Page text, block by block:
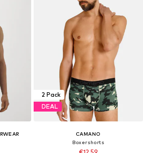
2 Pack
DEAL
CAMANO
Boxershorts